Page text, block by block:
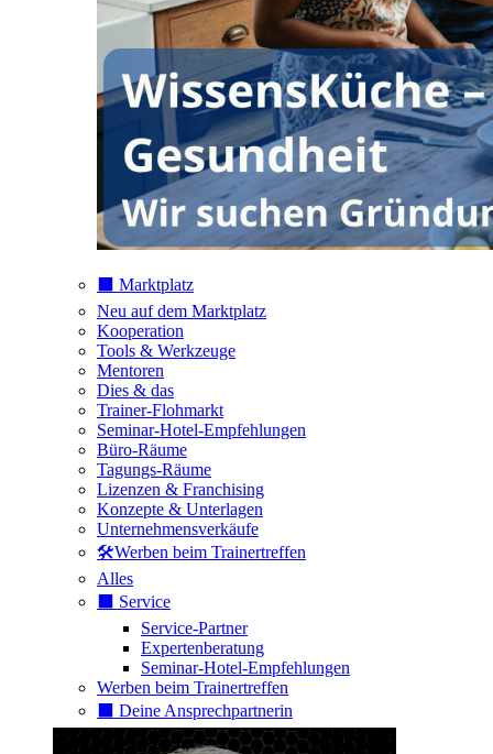
⬛️ Marktplatz
Neu auf dem Marktplatz
Kooperation
Tools & Werkzeuge
Mentoren
Dies & das
Trainer-Flohmarkt
Seminar-Hotel-Empfehlungen
Büro-Räume
Tagungs-Räume
Lizenzen & Franchising
Konzepte & Unterlagen
Unternehmensverkäufe
🛠️Werben beim Trainertreffen
Alles
⬛️ Service
Service-Partner
Expertenberatung
Seminar-Hotel-Empfehlungen
Werben beim Trainertreffen
⬛️ Deine Ansprechpartnerin